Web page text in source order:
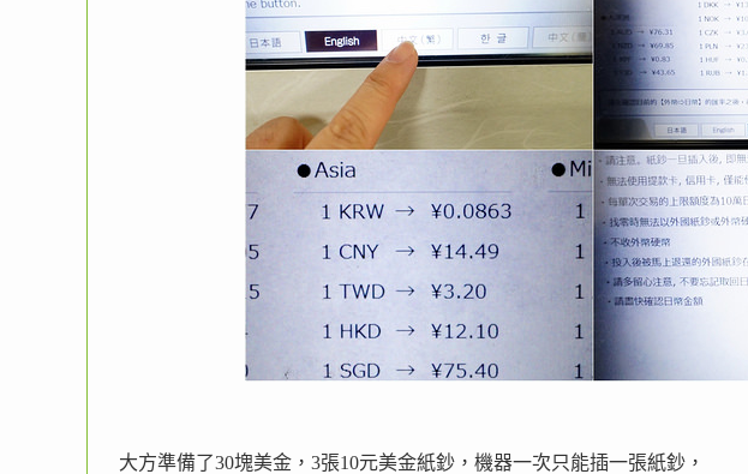
大方準備了30塊美金，3張10元美金紙鈔，機器一次只能插一張紙鈔，